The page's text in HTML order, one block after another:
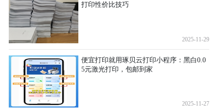
打印性价比技巧
2025-11-29
便宜打印就用琢贝云打印小程序：黑白0.0
5元激光打印，包邮到家
2025-11-27